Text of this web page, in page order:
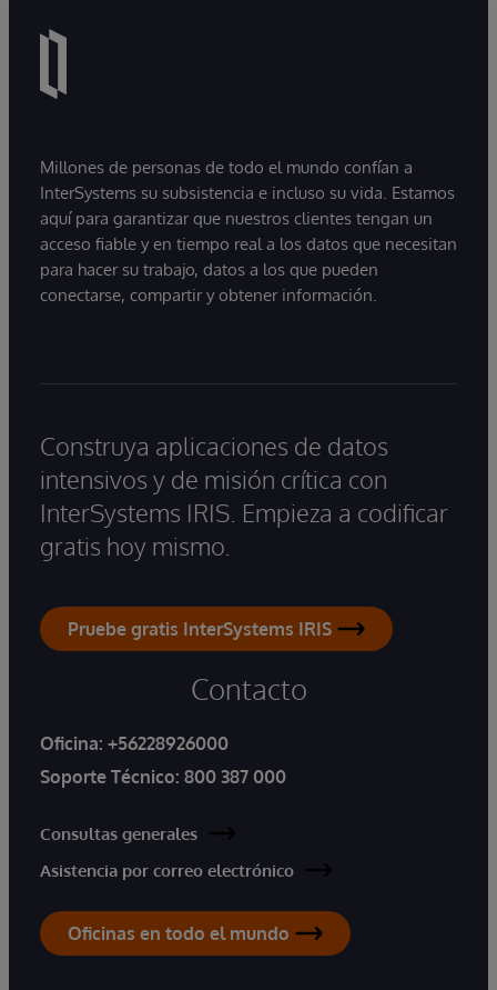
Millones de personas de todo el mundo confían a
InterSystems su subsistencia e incluso su vida. Estamos
aquí para garantizar que nuestros clientes tengan un
acceso fiable y en tiempo real a los datos que necesitan
para hacer su trabajo, datos a los que pueden
conectarse, compartir y obtener información.
Construya aplicaciones de datos
intensivos y de misión crítica con
InterSystems IRIS. Empieza a codificar
gratis hoy mismo.
Pruebe gratis InterSystems IRIS
Contacto
Oficina: +56228926000
Soporte Técnico: 800 387 000
Consultas generales
Asistencia por correo electrónico
Oficinas en todo el mundo